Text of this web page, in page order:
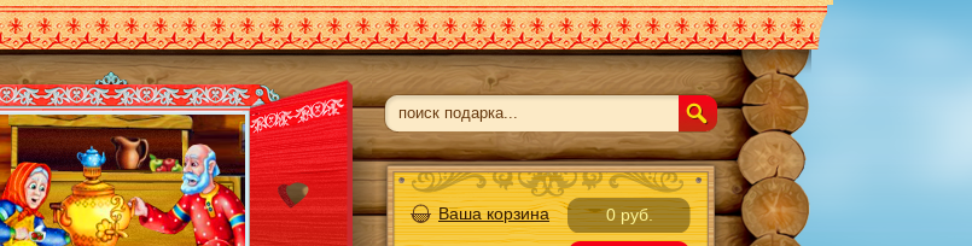
Ваша корзина 0 руб.